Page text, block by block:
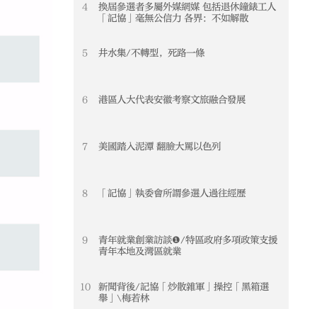
4
換屆參選者多屬外媒網媒 包括退休鐘錶工人
「記協」毫無公信力 各界：不如解散
5 井水集/不轉型，死路一條
6 港區人大代表安徽考察文旅融合發展
7 美國踏入泥潭 翻臉大罵以色列
8 「記協」執委會所謂參選人過往經歷
9
青年就業創業訪談❶/特區政府多項政策支援
青年本地及灣區就業
10
新聞背後/記協「炒散雜軍」操控「黑箱選
舉」\梅若林